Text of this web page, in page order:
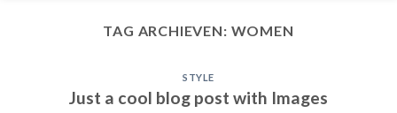
TAG ARCHIEVEN: WOMEN
STYLE
Just a cool blog post with Images